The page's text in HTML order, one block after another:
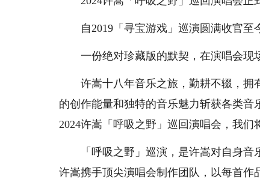
自2019「寻宝游戏」巡演圆满收官至
一份绝对珍藏版的默契，在演唱会现
许嵩十八年音乐之旅，勤耕不辍，拥
的创作能量和独特的音乐魅力斩获各类
2024许嵩「呼吸之野」巡回演唱会，我
「呼吸之野」巡演，是许嵩对自身音
许嵩携手顶尖演唱会制作团队，以每首